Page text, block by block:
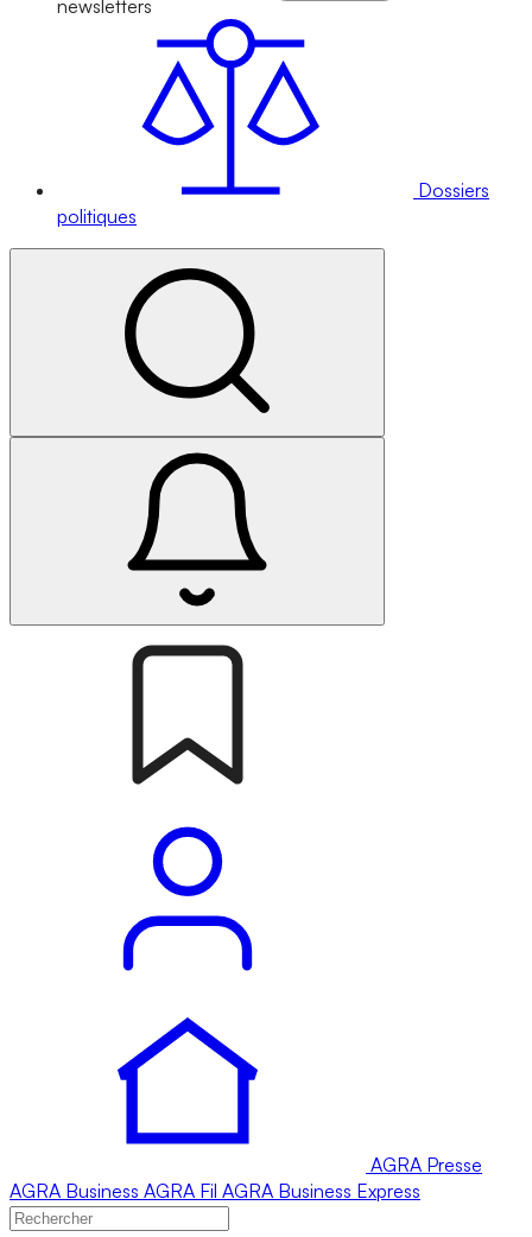
newsletters
Dossiers
politiques
AGRA Presse
AGRA Business AGRA Fil AGRA Business Express